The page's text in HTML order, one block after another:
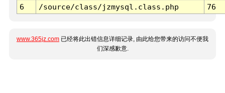
6
/source/class/jzmysql.class.php 76
www.365jz.com 已经将此出错信息详细记录, 由此给您带来的访问不便我
们深感歉意.